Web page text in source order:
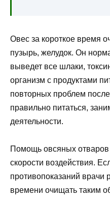
Овес за короткое время
пузырь, желудок. Он
выведет все шлаки,
организм с продуктами
повторных проблем
правильно питаться,
деятельности.
Помощь овсяных
скорости воздействия.
противопоказаний врачи
времени очищать таким